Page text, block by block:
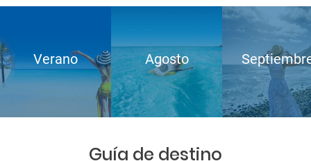
Verano Agosto
Guía de destino